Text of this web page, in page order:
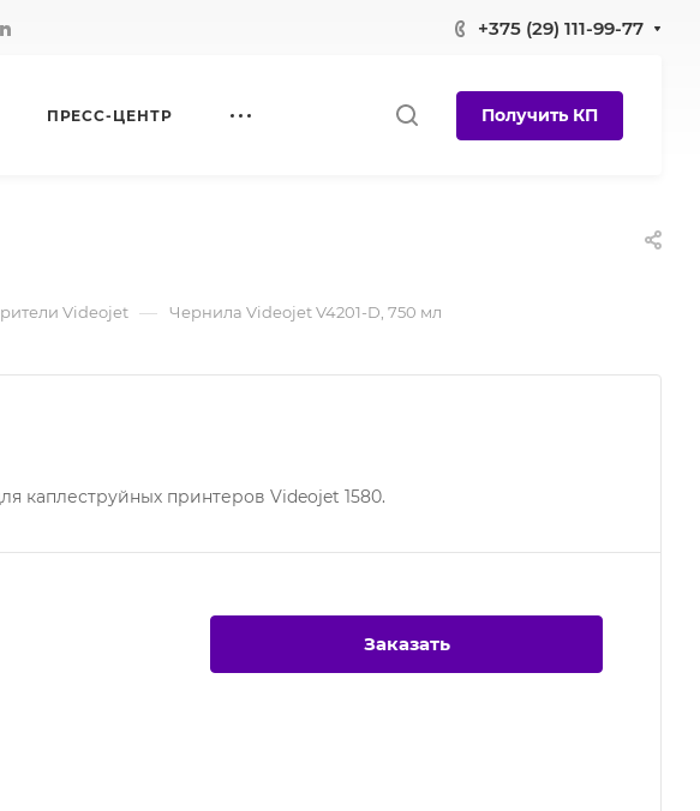
+375 (29) 111-99-77
ПРЕСС-ЦЕНТР Получить КП
Videojet — Чернила Videojet V4201-D, 750 мл
каплеструйных принтеров Videojet 1580.
Заказать